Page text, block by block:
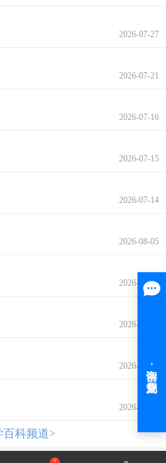
2026-07-27
2026-07-21
2026-07-16
2026-07-15
2026-07-14
2026-08-05
2026-08-05
2026-08-05
2026-08-05
2026-08-05
百科频道>